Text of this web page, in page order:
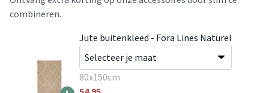
combineren.
Jute buitenkleed - Fora Lines Naturel
80x150cm